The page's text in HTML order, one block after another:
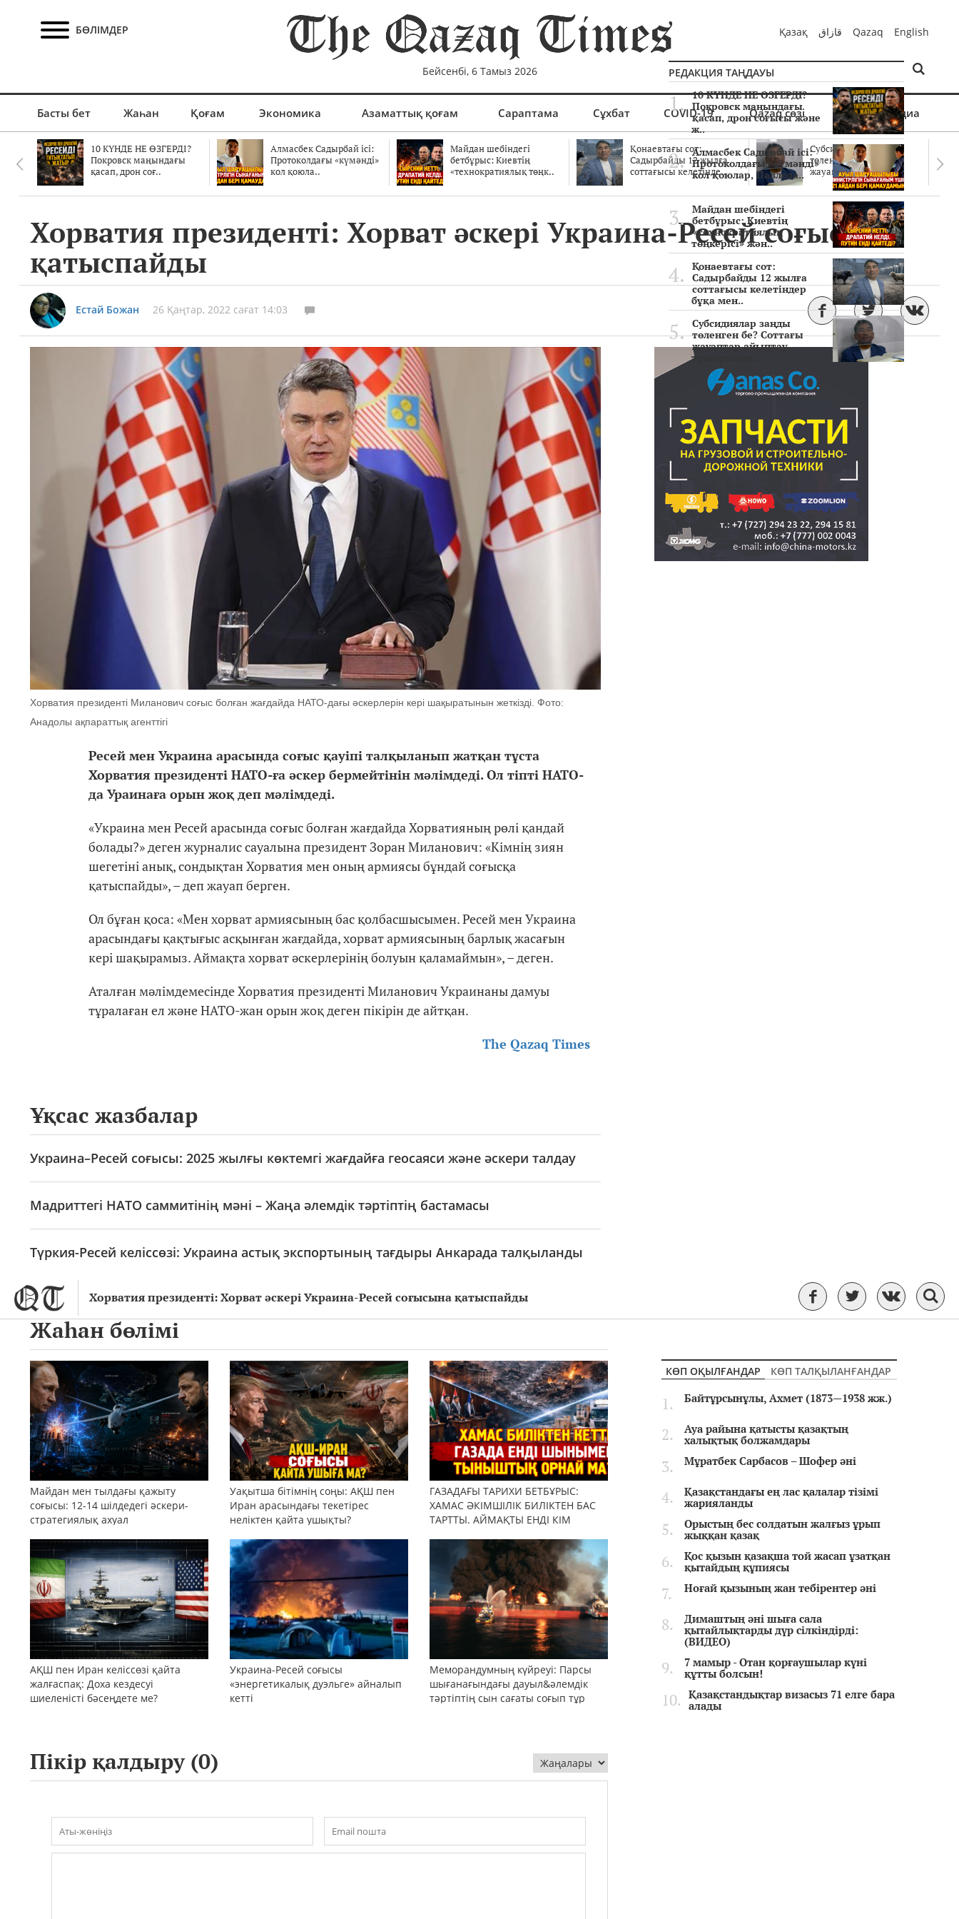
БӨЛІМДЕР
Бейсенбі, 6 Тамыз 2026
Қазақ قازاق Qazaq English
Басты бет Жаһан Қоғам Экономика Азаматтық қоғам Сараптама Сұхбат COVID-19 Qazaq сөзі Мультимедиа
10 КҮНДЕ НЕ ӨЗГЕРДІ?
Покровск маңындағы
қасап, дрон соғ..
Алмасбек Садырбай ісі:
Протоколдағы «күмәнді»
кол қоюла..
Майдан шебіндегі
бетбұрыс: Киевтің
«технократиялық төңк..
Қонаевтағы сот:
Садырбайды 12 жылға
соттағысы келетінде..
Субсидиялар заңды
төленген бе? Соттағы
жауаптар айыптау..
Хорватия президенті: Хорват әскері Украина-Ресей соғысына қатыспайды
Хорватия президенті: Хорват әскері Украина-Ресей соғысына
қатыспайды
Естай Божан 26 Қаңтар, 2022 сағат 14:03
Хорватия президенті Миланович соғыс болған жағдайда НАТО-дағы әскерлерін кері шақыратынын жеткізді. Фото:
Анадолы ақпараттық агенттігі
Ресей мен Украина арасында соғыс қауіпі талқыланып жатқан тұста
Хорватия президенті НАТО-ға әскер бермейтінін мәлімдеді. Ол тіпті НАТО-
да Ураинаға орын жоқ деп мәлімдеді.
«Украина мен Ресей арасында соғыс болған жағдайда Хорватияның рөлі қандай
болады?» деген журналис сауалына президент Зоран Миланович: «Кімнің зиян
шегетіні анық, сондықтан Хорватия мен оның армиясы бұндай соғысқа
қатыспайды», – деп жауап берген.
Ол бұған қоса: «Мен хорват армиясының бас қолбасшысымен. Ресей мен Украина
арасындағы қақтығыс асқынған жағдайда, хорват армиясының барлық жасағын
кері шақырамыз. Аймақта хорват әскерлерінің болуын қаламаймын», – деген.
Аталған мәлімдемесінде Хорватия президенті Миланович Украинаны дамуы
тұралаған ел және НАТО-жан орын жоқ деген пікірін де айтқан.
The Qazaq Times
Ұқсас жазбалар
Украина–Ресей соғысы: 2025 жылғы көктемгі жағдайға геосаяси және әскери талдау
Мадриттегі НАТО саммитінің мәні – Жаңа әлемдік тәртіптің бастамасы
Түркия-Ресей келіссөзі: Украина астық экспортының тағдыры Анкарада талқыланды
РЕДАКЦИЯ ТАҢДАУЫ
10 КҮНДЕ НЕ ӨЗГЕРДІ?
Покровск маңындағы
қасап, дрон соғысы және
ж..
Алмасбек Садырбай ісі:
Протоколдағы «күмәнді»
кол қоюлар, Павлода..
Майдан шебіндегі
бетбұрыс: Киевтің
«технократиялық
төңкерісі» жән..
Қонаевтағы сот:
Садырбайды 12 жылға
соттағысы келетіндер
бұқа мен..
Субсидиялар заңды
төленген бе? Соттағы
жауаптар айыптау
тұжырымда..
Жаһан бөлімі
Майдан мен тылдағы қажыту
соғысы: 12-14 шілдедегі әскери-
стратегиялық ахуал
Уақытша бітімнің соңы: АҚШ пен
Иран арасындағы текетірес
неліктен қайта ушықты?
ГАЗАДАҒЫ ТАРИХИ БЕТБҰРЫС:
ХАМАС ӘКІМШІЛІК БИЛІКТЕН БАС
ТАРТТЫ. АЙМАҚТЫ ЕНДІ КІМ
АҚШ пен Иран келіссөзі қайта
жалғаспақ: Доха кездесуі
шиеленісті бәсеңдете ме?
Украина-Ресей соғысы
«энергетикалық дуэльге» айналып
кетті
Меморандумның күйреуі: Парсы
шығанағындағы дауыл&әлемдік
тәртіптің сын сағаты соғып тұр
Пікір қалдыру (0)
КӨП ОҚЫЛҒАНДАР
КӨП ТАЛҚЫЛАНҒАНДАР
Байтұрсынұлы, Ахмет (1873—1938 жж.)
Ауа райына қатысты қазақтың
халықтық болжамдары
Мұратбек Сарбасов – Шофер әні
Қазақстандағы ең лас қалалар тізімі
жарияланды
Орыстың бес солдатын жалғыз ұрып
жыққан қазақ
Қос қызын қазақша той жасап ұзатқан
қытайдың құпиясы
Ноғай қызының жан тебірентер әні
Димаштың әні шыға сала
қытайлықтарды дүр сілкіндірді:
(ВИДЕО)
7 мамыр - Отан қорғаушылар күні
құтты болсын!
Қазақстандықтар визасыз 71 елге бара
алады